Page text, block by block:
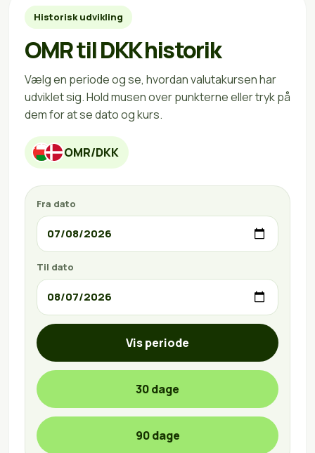
Historisk udvikling
OMR til DKK historik
Vælg en periode og se, hvordan valutakursen har
udviklet sig. Hold musen over punkterne eller tryk på
dem for at se dato og kurs.
OMR/DKK
Fra dato
Til dato
Vis periode
30 dage
90 dage